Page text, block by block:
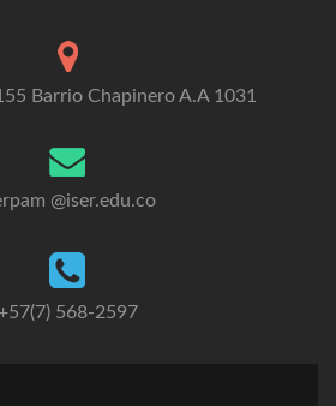
Barrio Chapinero A.A 1031
@iser.edu.co
+57(7) 568-2597